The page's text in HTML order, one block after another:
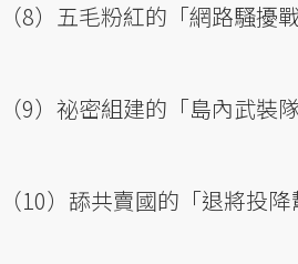
（8）五毛粉紅的「網路騷擾
（9）祕密組建的「島內武裝
（10）舔共賣國的「退將投降